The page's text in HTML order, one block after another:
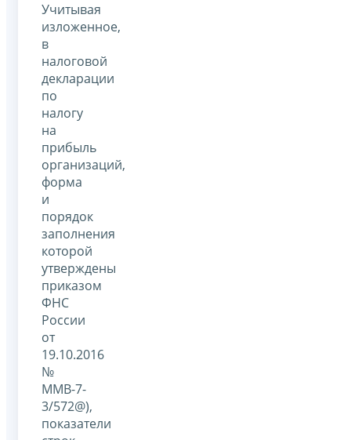
Учитывая
изложенное,
в
налоговой
декларации
по
налогу
на
прибыль
организаций,
форма
и
порядок
заполнения
которой
утверждены
приказом
ФНС
России
от
19.10.2016
№
ММВ-7-
3/572@),
показатели